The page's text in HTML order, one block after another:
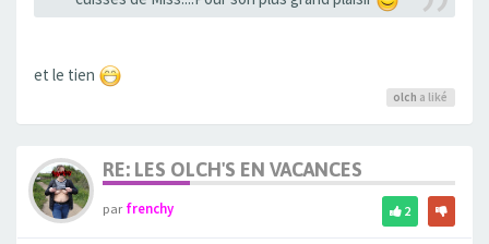
et le tien
olch a liké
RE: LES OLCH'S EN VACANCES
parfrenchy 2